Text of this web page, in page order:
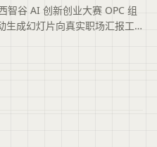
智谷 AI 创新创业大赛 OPC 组
生成幻灯片向真实职场汇报工
构、生成内容并保留编辑空